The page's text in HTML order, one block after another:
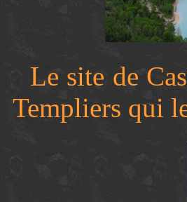
Le site de
Templiers qui